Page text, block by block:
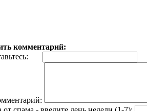
комментарий: